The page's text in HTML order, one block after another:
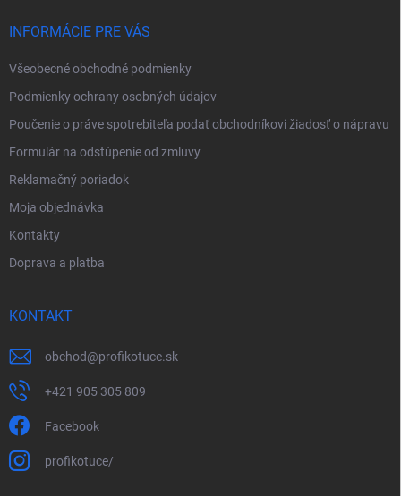
INFORMÁCIE PRE VÁS
Všeobecné obchodné podmienky
Podmienky ochrany osobných údajov
Poučenie o práve spotrebiteľa podať obchodníkovi žiadosť o nápravu
Formulár na odstúpenie od zmluvy
Reklamačný poriadok
Moja objednávka
Kontakty
Doprava a platba
KONTAKT
obchod@profikotuce.sk
+421 905 305 809
Facebook
profikotuce/